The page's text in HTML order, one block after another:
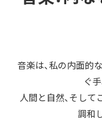
音楽は、私の内面的
ぐ
人間と自然、そし
調和